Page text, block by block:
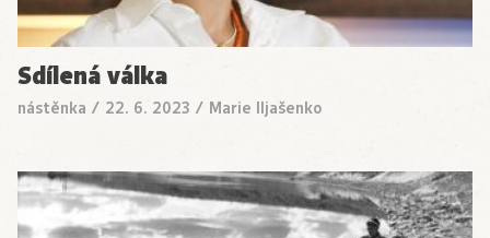
Sdílená válka
nástěnka / 22. 6. 2023 / Marie Iljašenko